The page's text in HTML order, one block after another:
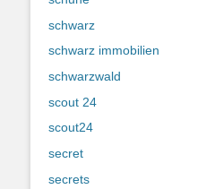
schwarz
schwarz immobilien
schwarzwald
scout 24
scout24
secret
secrets